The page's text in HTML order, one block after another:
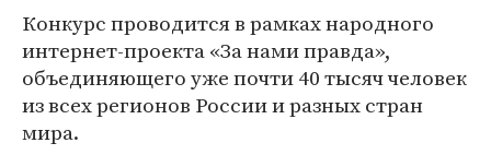
Конкурс проводится в рамках народного
интернет-проекта «За нами правда»,
объединяющего уже почти 40 тысяч человек
из всех регионов России и разных стран
мира.